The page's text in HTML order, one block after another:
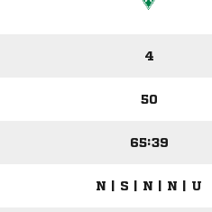
4
50
65:39
N | S | N | N | U